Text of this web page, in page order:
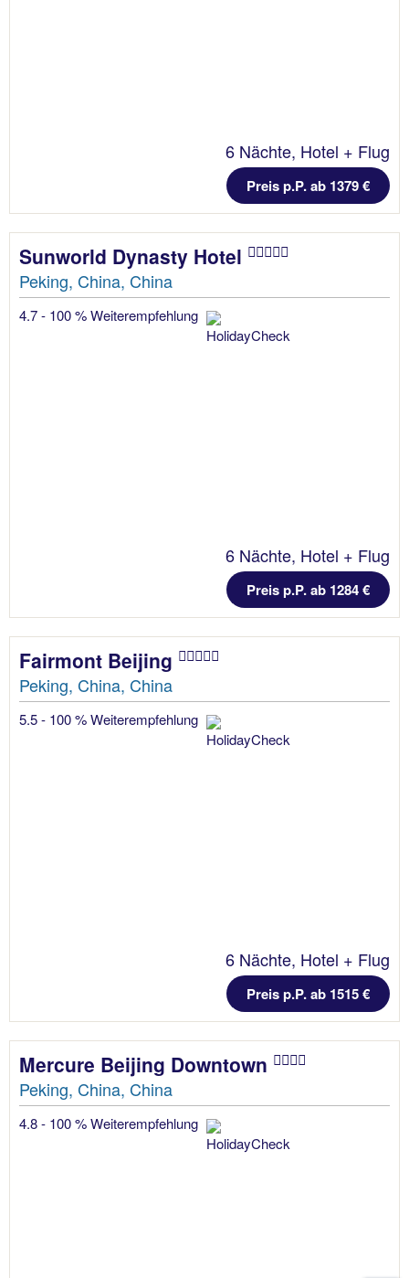
6 Nächte, Hotel + Flug
Preis p.P. ab 1379 €
Sunworld Dynasty Hotel
Peking, China, China
4.7 - 100 % Weiterempfehlung
6 Nächte, Hotel + Flug
Preis p.P. ab 1284 €
Fairmont Beijing
Peking, China, China
5.5 - 100 % Weiterempfehlung
6 Nächte, Hotel + Flug
Preis p.P. ab 1515 €
Mercure Beijing Downtown
Peking, China, China
4.8 - 100 % Weiterempfehlung